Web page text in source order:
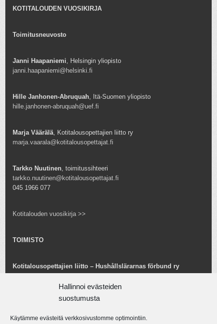
Hallinnoi evästeiden
suostumusta
Käytämme evästeitä verkkosivustomme optimointiin.
KOTITALOUDEN VUOSIKIRJA
Toimitusneuvosto
Janni Haapaniemi , Helsingin yliopisto
janni.haapaniemi@helsinki.fi
Hille Janhonen-Abruquah , Itä-Suomen yliopisto
hille.janhonen-abruquah@uef.fi
Marja Väärälä, Kotitalousopettajien liitto ry
marja.vaarala@kotitalousopettajat.fi
Tarkko Nuutinen, toimitussihteeri
tarkko.nuutinen@kotitalousopettajat.fi
045 1966 077
Kotitalouden vuosikirja >>
TOIMISTO
Kotitalousopettajien liitto – Hushållslärarnas förbund ry
toimisto@kotitalousopettajat.fi
Tarkko Nuutinen